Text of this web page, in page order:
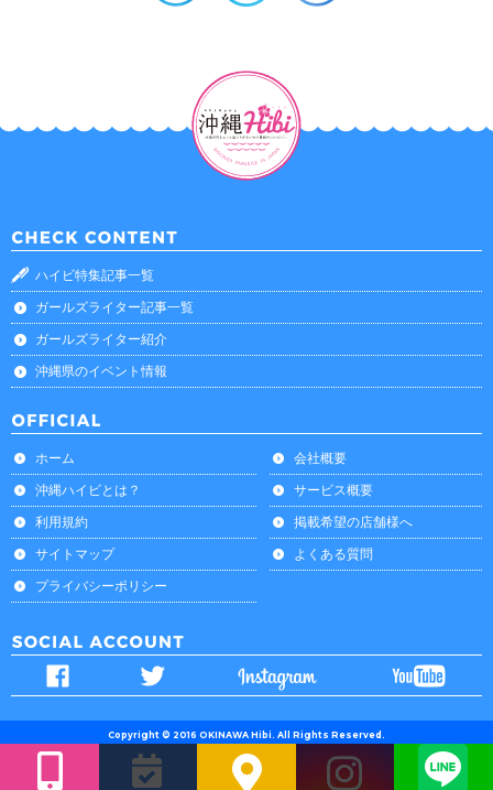
ハイビ特集記事一覧
ガールズライター記事一覧
ガールズライター紹介
沖縄県のイベント情報
ホーム
会社概要
沖縄ハイビとは？
サービス概要
利用規約
掲載希望の店舗様へ
サイトマップ
よくある質問
プライバシーポリシー
Copyright © 2016 OKINAWA Hibi. All Rights Reserved.